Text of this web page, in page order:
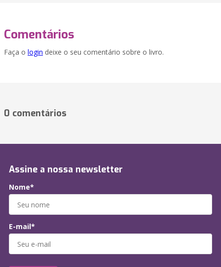
Comentários
Faça o login deixe o seu comentário sobre o livro.
0 comentários
Assine a nossa newsletter
Nome*
E-mail*